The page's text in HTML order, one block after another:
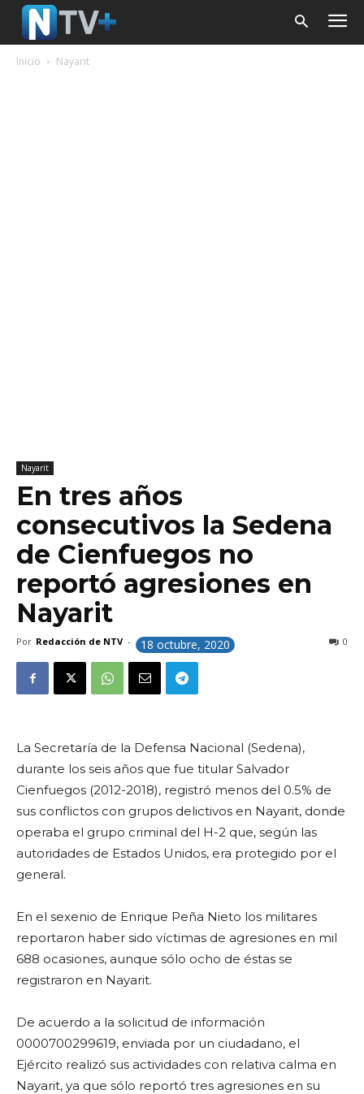
Inicio Nayarit
Nayarit
En tres años
consecutivos la Sedena
de Cienfuegos no
reportó agresiones en
Nayarit
Por Redacción de NTV - 18 octubre, 2020 0
La Secretaría de la Defensa Nacional (Sedena),
durante los seis años que fue titular Salvador
Cienfuegos (2012-2018), registró menos del 0.5% de
sus conflictos con grupos delictivos en Nayarit, donde
operaba el grupo criminal del H-2 que, según las
autoridades de Estados Unidos, era protegido por el
general.
En el sexenio de Enrique Peña Nieto los militares
reportaron haber sido víctimas de agresiones en mil
688 ocasiones, aunque sólo ocho de éstas se
registraron en Nayarit.
De acuerdo a la solicitud de información
0000700299619, enviada por un ciudadano, el
Ejército realizó sus actividades con relativa calma en
Nayarit, ya que sólo reportó tres agresiones en su